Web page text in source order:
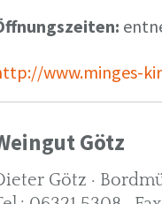
www.minges-
Götz
Götz ·